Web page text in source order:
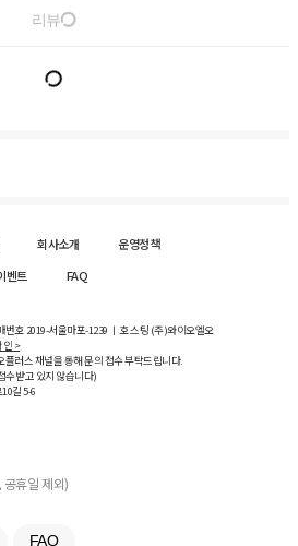
리뷰
회사소개
운영정책
벤트 FAQ
번호 2019-서울마포-1239 ㅣ 호스팅 (주)와이오엘오
인 >
러스 채널을 통해 문의 접수 부탁드립니다.
수받고 있지 않습니다)
10길5-6
휴일 제외)
FAQ